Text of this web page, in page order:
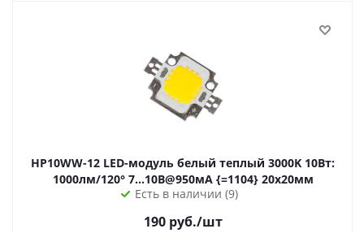
HP10WW-12 LED-модуль белый теплый 3000K 10Вт:
1000лм/120° 7...10В@950мА {=1104} 20х20мм
Есть в наличии (9)
190руб./шт